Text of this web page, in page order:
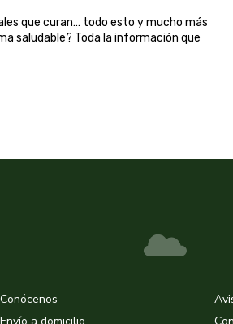
que curan… todo esto y mucho más
saludable? Toda la información que
Conócenos